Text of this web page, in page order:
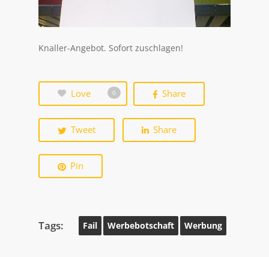
Knaller-Angebot. Sofort zuschlagen!
Love 0 Share
Tweet Share
Pin
Tags: Fail Werbebotschaft Werbung